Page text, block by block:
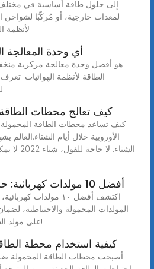
إلى حلول طاقة أساسية في
لمعدات خارجية، أو مُركّبًا لشواحن
لأنظمة
أي وحدة المعالجة
الطاقة لأنظمة الهوائيات. تعرف
للمستخدمين المهتمين بالطاقة.
كيف تعالج محطات
كيف تساعد محطات الطاقة المحمولة
الأوروبية خلال أيام
الشتاء.
أفضل 10 مولدات كهربائية: حلول طاقة محمولة تلبي
المولدات المحمولة والاحتياطية،
على مولد الطاقة المثالي لاحتياجاتك اليوم!
كيفية استخدام محطة